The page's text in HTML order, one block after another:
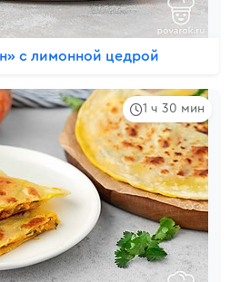
с лимонной цедрой
1 ч 30 мин